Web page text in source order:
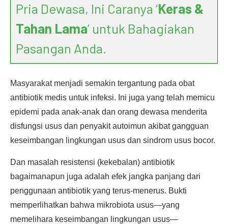
Pria Dewasa, Ini Caranya ‘Keras &
Tahan Lama’ untuk Bahagiakan
Pasangan Anda.
Masyarakat menjadi semakin tergantung pada obat
antibiotik medis untuk infeksi. Ini juga yang telah memicu
epidemi pada anak-anak dan orang dewasa menderita
disfungsi usus dan penyakit autoimun akibat gangguan
keseimbangan lingkungan usus dan sindrom usus bocor.
Dan masalah resistensi (kekebalan) antibiotik
bagaimanapun juga adalah efek jangka panjang dari
penggunaan antibiotik yang terus-menerus. Bukti
memperlihatkan bahwa mikrobiota usus—yang
memelihara keseimbangan lingkungan usus—